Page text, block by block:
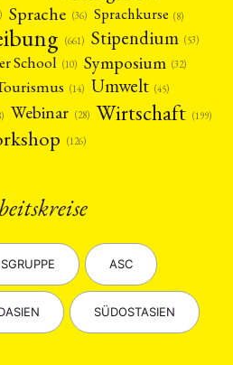
Sprache (36) Sprachkurse (8)
(661) Stipendium (53)
School (10) Symposium (32)
(14) Umwelt (45)
Webinar (28) Wirtschaft (199)
(126)
ASC
SÜDOSTASIEN